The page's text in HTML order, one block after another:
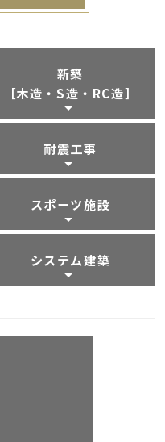
新築
［木造・S造・RC造］
耐震工事
スポーツ施設
システム建築